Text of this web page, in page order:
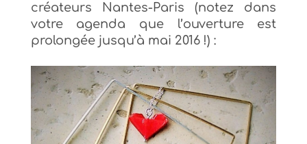
créateurs Nantes-Paris (notez dans
votre agenda que l’ouverture est
prolongée jusqu’à mai 2016 !) :